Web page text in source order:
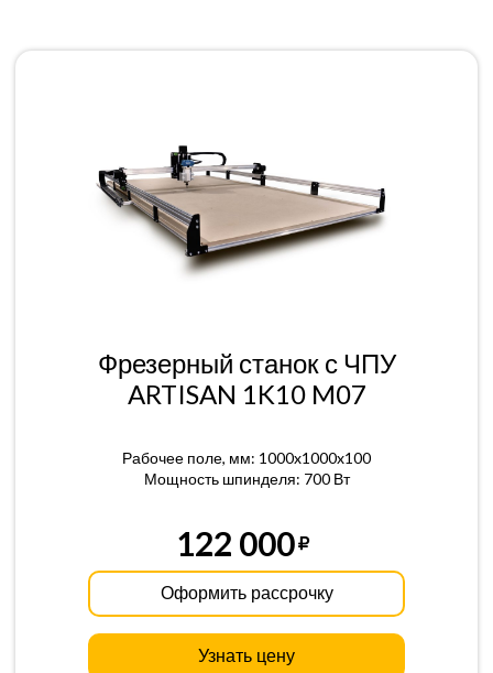
Фрезерный станок с ЧПУ
ARTISAN 1K10 M07
Рабочее поле, мм: 1000x1000x100
Мощность шпинделя: 700 Вт
122 000
Оформить рассрочку
Узнать цену